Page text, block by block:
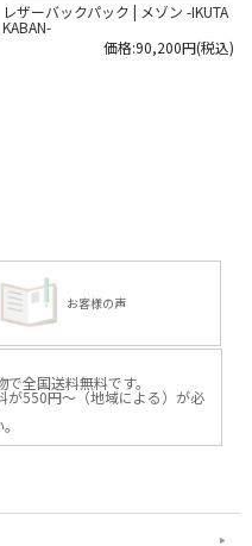
レザーバックパック | メゾン -IKUTA
KABAN-
価格:90,200円(税込)
お客様の声
全国送料無料です。
が550円～（地域による）が必